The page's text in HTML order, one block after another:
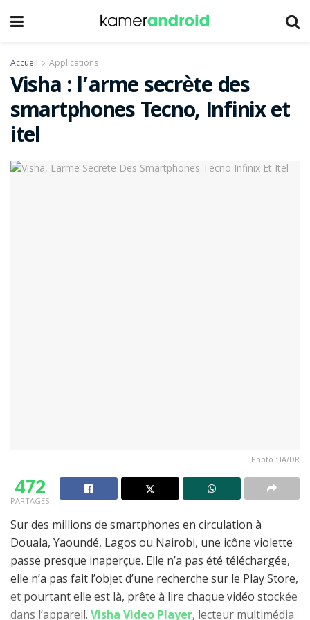
Accueil Applications
Visha : l’arme secrète des
smartphones Tecno, Infinix et
itel
Photo : IA/DR
472
PARTAGES
Sur des millions de smartphones en circulation à
Douala, Yaoundé, Lagos ou Nairobi, une icône violette
passe presque inaperçue. Elle n’a pas été téléchargée,
elle n’a pas fait l’objet d’une recherche sur le Play Store,
et pourtant elle est là, prête à lire chaque vidéo stockée
dans l’appareil. Visha Video Player, lecteur multimédia